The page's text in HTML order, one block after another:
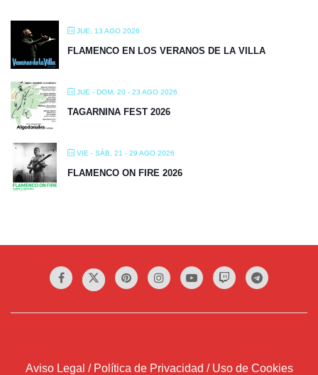
JUE, 13 AGO 2026
FLAMENCO EN LOS VERANOS DE LA VILLA
JUE - DOM, 20 - 23 AGO 2026
TAGARNINA FEST 2026
VIE - SÁB, 21 - 29 AGO 2026
FLAMENCO ON FIRE 2026
Aviso Legal / Política de Privacidad / Uso de Cookies